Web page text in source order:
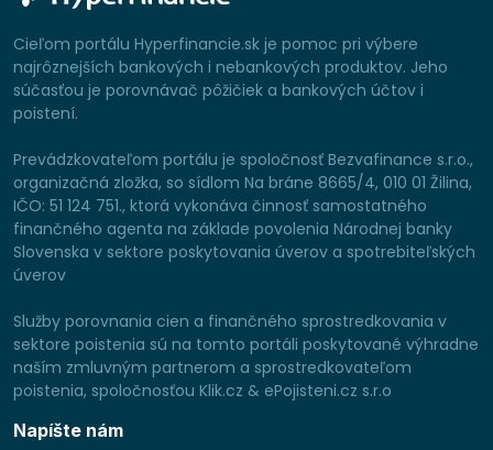
Cieľom portálu Hyperfinancie.sk je pomoc pri výbere
najrôznejších bankových i nebankových produktov. Jeho
súčasťou je porovnávač pôžičiek a bankových účtov i
poistení.
Prevádzkovateľom portálu je spoločnosť Bezvafinance s.r.o.,
organizačná zložka, so sídlom Na bráne 8665/4, 010 01 Žilina,
IČO: 51 124 751., ktorá vykonáva činnosť samostatného
finančného agenta na základe povolenia Národnej banky
Slovenska v sektore poskytovania úverov a spotrebiteľských
úverov
Služby porovnania cien a finančného sprostredkovania v
sektore poistenia sú na tomto portáli poskytované výhradne
naším zmluvným partnerom a sprostredkovateľom
poistenia, spoločnosťou Klik.cz & ePojisteni.cz s.r.o
Napíšte nám